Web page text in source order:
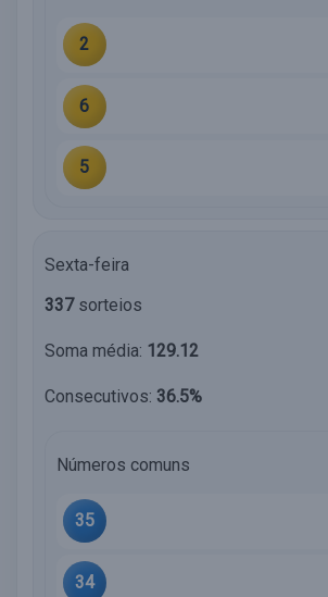
2
6
5
Sexta-feira
337sorteios
Soma média: 129.12
Consecutivos: 36.5%
Números comuns
35
34